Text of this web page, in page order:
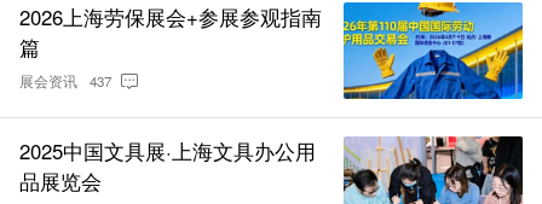
2026上海劳保展会+参展参观指南
篇
展会资讯 437
2025中国文具展·上海文具办公用
品展览会